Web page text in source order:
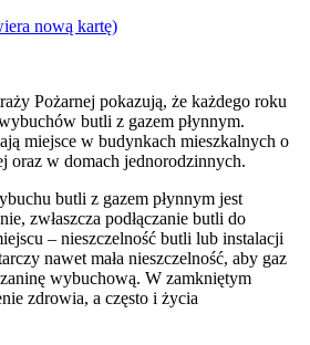
nową kartę)
Pożarnej pokazują, że każdego roku
butli z gazem płynnym.
miejsce w budynkach mieszkalnych o
oraz w domach jednorodzinnych.
butli z gazem płynnym jest
zwłaszcza podłączanie butli do
– nieszczelność butli lub instalacji
nawet mała nieszczelność, aby gaz
wybuchową. W zamkniętym
zdrowia, a często i życia